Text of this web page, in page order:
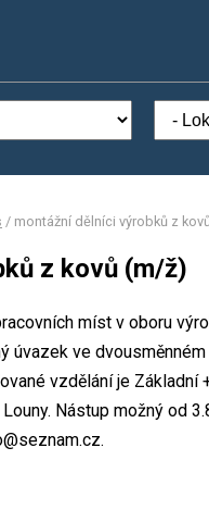
/ montážní dělníci výrobků z
z kovů (m/ž)
míst v oboru
úvazek ve
vzdělání je Základní
Nástup možný od